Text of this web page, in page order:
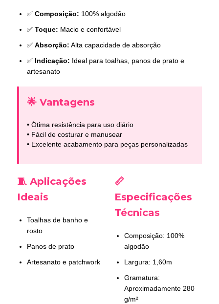
✅ Composição: 100% algodão
✅ Toque: Macio e confortável
✅ Absorção: Alta capacidade de absorção
✅ Indicação: Ideal para toalhas, panos de prato e
artesanato
🌟 Vantagens
• Ótima resistência para uso diário
• Fácil de costurar e manusear
• Excelente acabamento para peças personalizadas
🧵 Aplicações
Ideais
Toalhas de banho e
rosto
Panos de prato
Artesanato e patchwork
📏
Especificações
Técnicas
Composição: 100%
algodão
Largura: 1,60m
Gramatura:
Aproximadamente 280
g/m²